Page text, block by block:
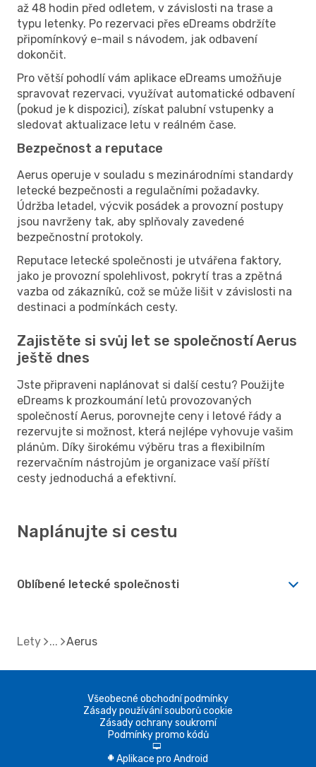
až 48 hodin před odletem, v závislosti na trase a
typu letenky. Po rezervaci přes eDreams obdržíte
připomínkový e-mail s návodem, jak odbavení
dokončit.
Pro větší pohodlí vám aplikace eDreams umožňuje
spravovat rezervaci, využívat automatické odbavení
(pokud je k dispozici), získat palubní vstupenky a
sledovat aktualizace letu v reálném čase.
Bezpečnost a reputace
Aerus operuje v souladu s mezinárodními standardy
letecké bezpečnosti a regulačními požadavky.
Údržba letadel, výcvik posádek a provozní postupy
jsou navrženy tak, aby splňovaly zavedené
bezpečnostní protokoly.
Reputace letecké společnosti je utvářena faktory,
jako je provozní spolehlivost, pokrytí tras a zpětná
vazba od zákazníků, což se může lišit v závislosti na
destinaci a podmínkách cesty.
Zajistěte si svůj let se společností Aerus
ještě dnes
Jste připraveni naplánovat si další cestu? Použijte
eDreams k prozkoumání letů provozovaných
společností Aerus, porovnejte ceny i letové řády a
rezervujte si možnost, která nejlépe vyhovuje vašim
plánům. Díky širokému výběru tras a flexibilním
rezervačním nástrojům je organizace vaší příští
cesty jednoduchá a efektivní.
Naplánujte si cestu
Oblíbené letecké společnosti
Lety Aerus
Všeobecné obchodní podmínky
Zásady používání souborů cookie
Zásady ochrany soukromí
Podmínky promo kódů
d
A Aplikace pro Android